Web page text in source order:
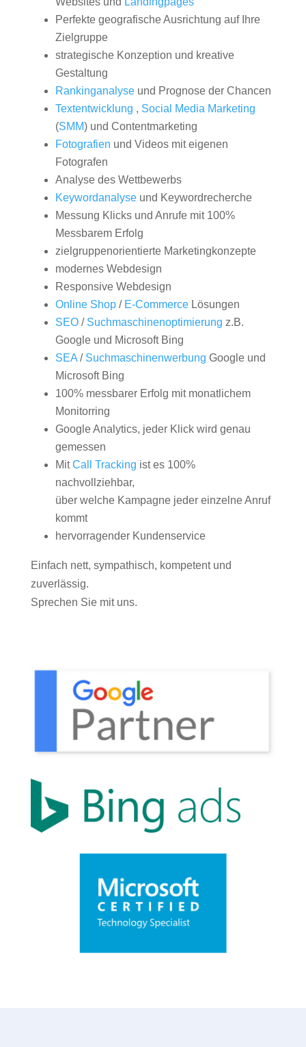
Perfekte geografische Ausrichtung auf Ihre
Zielgruppe
strategische Konzeption und kreative
Gestaltung
Rankinganalyseund Prognose der Chancen
Textentwicklung , Social Media Marketing
(SMM) und Contentmarketing
Fotografien und Videos mit eigenen
Fotografen
Analyse des Wettbewerbs
Keywordanalyseund Keywordrecherche
Messung Klicks und Anrufe mit 100%
Messbarem Erfolg
zielgruppenorientierte Marketingkonzepte
modernes Webdesign
Responsive Webdesign
Online Shop/ E-CommerceLösungen
SEO/ Suchmaschinenoptimierung z.B.
Google und Microsoft Bing
SEA/ Suchmaschinenwerbung Google und
Microsoft Bing
100% messbarer Erfolg mit monatlichem
Monitorring
Google Analytics, jeder Klick wird genau
gemessen
MitCall Tracking ist es 100%
nachvollziehbar,
über welche Kampagne jeder einzelne Anruf
kommt
hervorragender Kundenservice
Einfach nett, sympathisch, kompetent und
zuverlässig.
Sprechen Sie mit uns.